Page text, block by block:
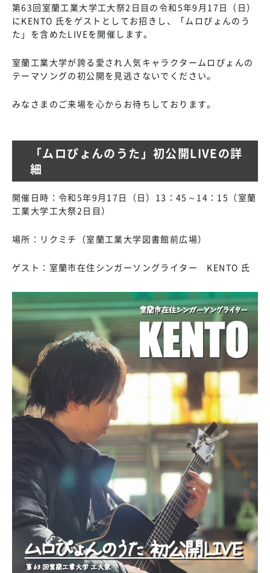
第63回室蘭工業大学工大祭2日目の令和5年9月17日（日）
にKENTO 氏をゲストとしてお招きし、「ムロぴょんのう
た」を含めたLIVEを開催します。
室蘭工業大学が誇る愛され人気キャラクタームロぴょんの
テーマソングの初公開を見逃さないでください。
みなさまのご来場を心からお待ちしております。
「ムロぴょんのうた」初公開LIVEの詳
細
開催日時：令和5年9月17日（日）13：45～14：15（室蘭
工業大学工大祭2日目）
場所：リクミチ（室蘭工業大学図書館前広場）
ゲスト：室蘭市在住シンガーソングライター KENTO 氏